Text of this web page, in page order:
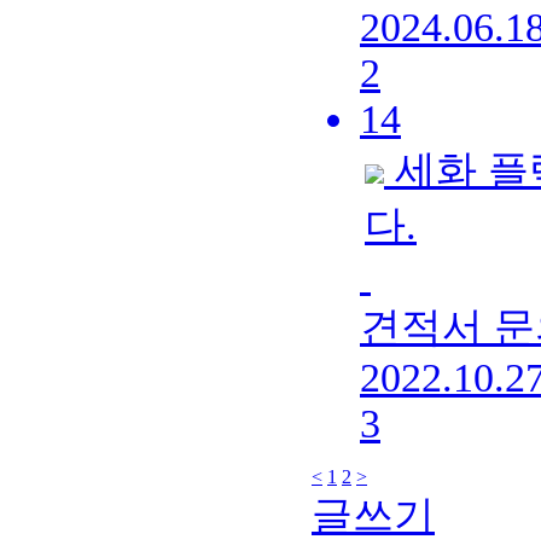
2
14
세화 플
다.
견적서
3
< 1 2 >
글쓰기